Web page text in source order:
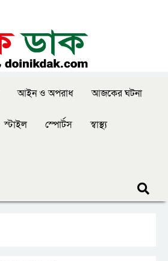
আইন ও অপরাধ আজকের ঘটনা
স্টাইল স্পোর্টস স্বাস্থ্য